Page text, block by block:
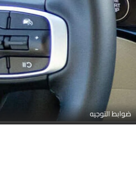
ضوابط التوجيه